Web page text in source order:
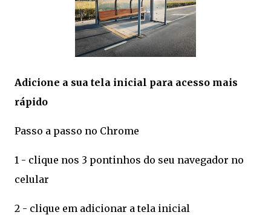
Adicione a sua tela inicial para acesso mais
rápido
Passo a passo no Chrome
1 - clique nos 3 pontinhos do seu navegador no
celular
2 - clique em adicionar a tela inicial